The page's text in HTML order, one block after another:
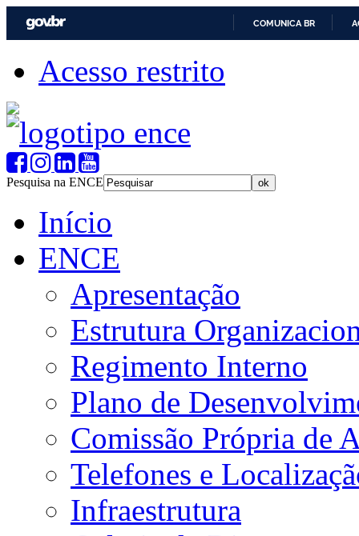
COMUNICA BR
Acesso restrito
Pesquisa na ENCE
Início
ENCE
Apresentação
Estrutura
Regimento Interno
Plano de
Comissão Própria de
Telefones e
Infraestrutura